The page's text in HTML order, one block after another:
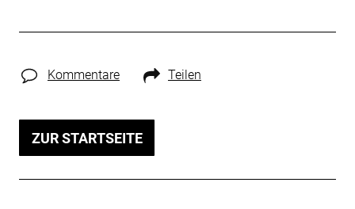
Kommentare Teilen
ZUR STARTSEITE